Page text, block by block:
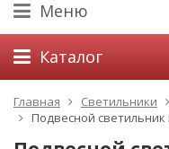
Меню
Каталог
Главная Светильники
Подвесной светильник